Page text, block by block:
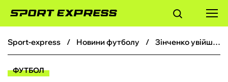
ФУТБОЛ
sport-express новини футболу Зінченко увійшов у топ-10 найкращих лівих захисників світу: журналісти назвали лідера рейтингу
ФУТБОЛ